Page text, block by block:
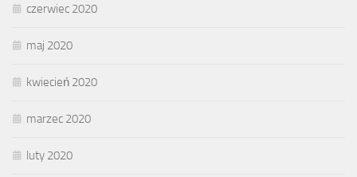
czerwiec 2020
maj 2020
kwiecień 2020
marzec 2020
luty 2020